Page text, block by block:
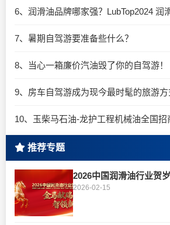
6、润滑油品牌哪家强？LubTop2024 润
7、暑期自驾游要准备些什么？
8、当心一箱廉价汽油毁了你的自驾游！
9、房车自驾游成为现今最时髦的旅游方
推荐专题
2026中国润滑油行业贺
2026-02-15